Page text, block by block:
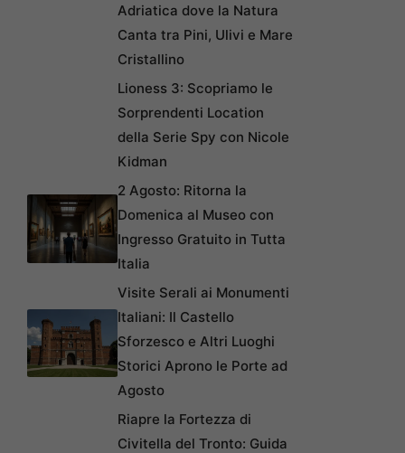
Adriatica dove la Natura
Canta tra Pini, Ulivi e Mare
Cristallino
Lioness 3: Scopriamo le
Sorprendenti Location
della Serie Spy con Nicole
Kidman
2 Agosto: Ritorna la
Domenica al Museo con
Ingresso Gratuito in Tutta
Italia
Visite Serali ai Monumenti
Italiani: Il Castello
Sforzesco e Altri Luoghi
Storici Aprono le Porte ad
Agosto
Riapre la Fortezza di
Civitella del Tronto: Guida